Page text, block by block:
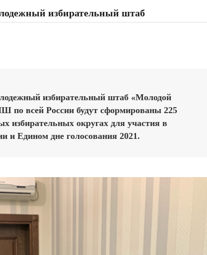
избирательный штаб
избирательный штаб «Молодой
по всей России будут сформированы 225
избирательных округах для участия в
и Едином дне голосования 2021.